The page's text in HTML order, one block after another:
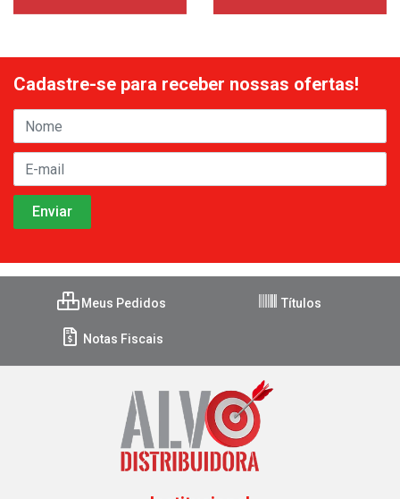
Cadastre-se para receber nossas ofertas!
Meus Pedidos Títulos
Notas Fiscais